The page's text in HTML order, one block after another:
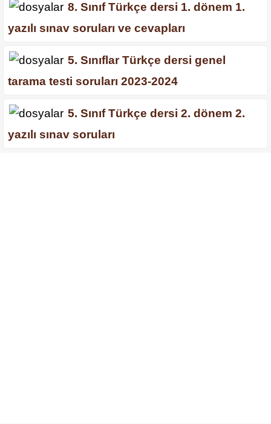
8. Sınıf Türkçe dersi 1. dönem 1.
yazılı sınav soruları ve cevapları
5. Sınıflar Türkçe dersi genel
tarama testi soruları 2023-2024
5. Sınıf Türkçe dersi 2. dönem 2.
yazılı sınav soruları